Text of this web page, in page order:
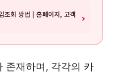
조회 방법 | 홈페이지, 고객
존재하며, 각각의 카